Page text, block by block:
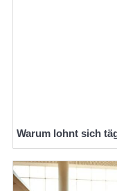
Warum lohnt sich